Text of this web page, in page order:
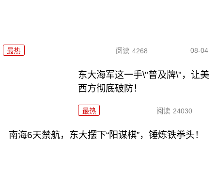
最热 阅读 4268 08-04
东大海军这一手\"普及牌\"，让美
西方彻底破防！
最热 阅读 24030
南海6天禁航，东大摆下“阳谋棋”，锤炼铁拳头！